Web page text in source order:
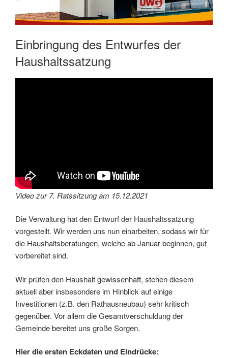
Einbringung des Entwurfes der
Haushaltssatzung
Video zur 7. Ratssitzung am 15.12.2021
Die Verwaltung hat den Entwurf der Haushaltssatzung
vorgestellt. Wir werden uns nun einarbeiten, sodass wir für
die Haushaltsberatungen, welche ab Januar beginnen, gut
vorbereitet sind.
Wir prüfen den Haushalt gewissenhaft, stehen diesem
aktuell aber insbesondere im Hinblick auf einige
Investitionen (z.B. den Rathausneubau) sehr kritisch
gegenüber. Vor allem die Gesamtverschuldung der
Gemeinde bereitet uns große Sorgen.
Hier die ersten Eckdaten und Eindrücke: